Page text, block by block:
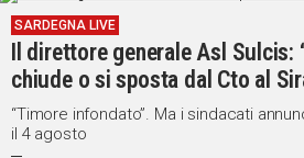
SARDEGNA LIVE
Il direttore generale Asl Sulcis:
chiude o si sposta dal Cto al
“Timore infondato”. Ma i sindacati
il 4 agosto